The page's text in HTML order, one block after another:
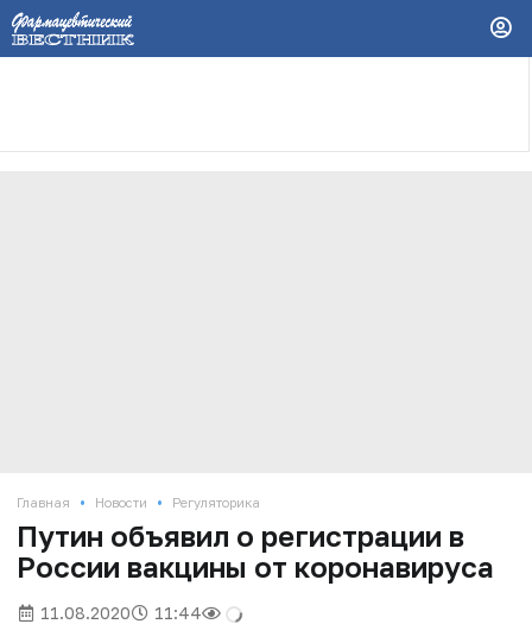
Главная • Новости • Регуляторика
Путин объявил о регистрации в
России вакцины от коронавируса
11.08.2020 11:44